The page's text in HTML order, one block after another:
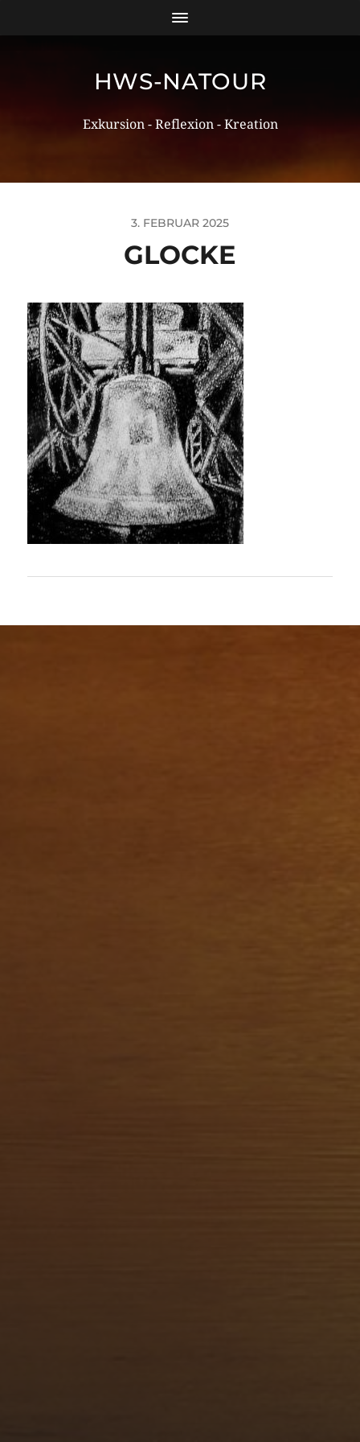
HWS-NATOUR
Exkursion - Reflexion - Kreation
3. FEBRUAR 2025
GLOCKE